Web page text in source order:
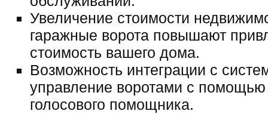
Увеличение стоимости
гаражные ворота повышают
стоимость вашего дома.
Возможность интеграции с
управление воротами с
голосового помощника.